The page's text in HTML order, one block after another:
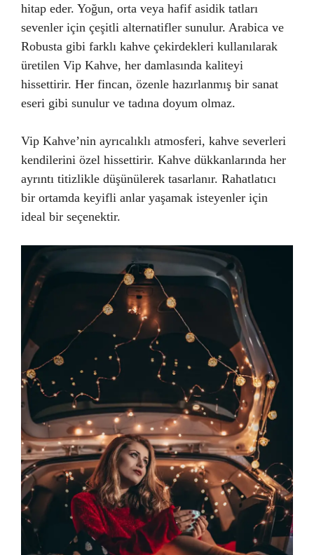
hitap eder. Yoğun, orta veya hafif asidik tatları
sevenler için çeşitli alternatifler sunulur. Arabica ve
Robusta gibi farklı kahve çekirdekleri kullanılarak
üretilen Vip Kahve, her damlasında kaliteyi
hissettirir. Her fincan, özenle hazırlanmış bir sanat
eseri gibi sunulur ve tadına doyum olmaz.
Vip Kahve’nin ayrıcalıklı atmosferi, kahve severleri
kendilerini özel hissettirir. Kahve dükkanlarında her
ayrıntı titizlikle düşünülerek tasarlanır. Rahatlatıcı
bir ortamda keyifli anlar yaşamak isteyenler için
ideal bir seçenektir.